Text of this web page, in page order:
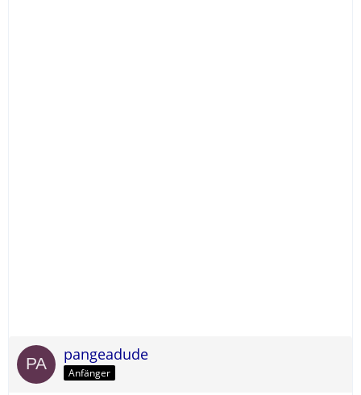
pangeadude
Anfänger